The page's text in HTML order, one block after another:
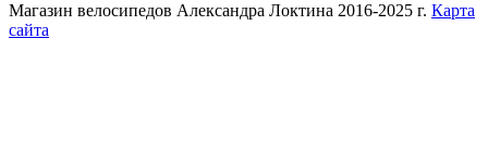
Магазин велосипедов Александра Локтина 2016-2025 г. Карта
сайта